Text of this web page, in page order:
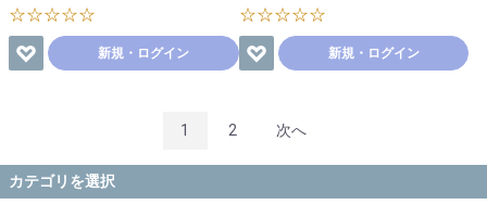
カテゴリを選択
☆☆☆☆☆
新規・ログイン
☆☆☆☆☆
新規・ログイン
1 2 次へ